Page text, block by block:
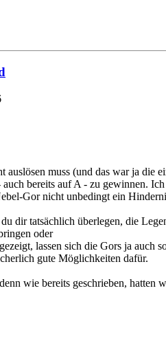
muss (und das war ja die
bereits auf A - zu gewinnen.
Gor nicht unbedingt ein
dir tatsächlich überlegen, die
oder
lassen sich die Gors ja auch
gute Möglichkeiten dafür.
wie bereits geschrieben, hatten